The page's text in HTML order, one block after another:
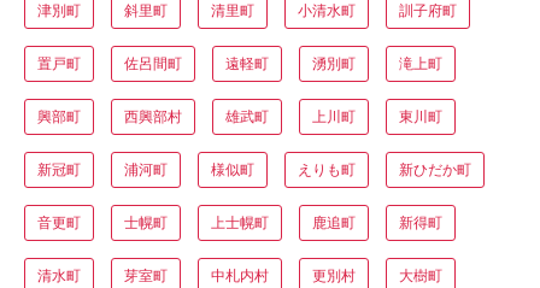
津別町 斜里町 清里町 小清水町 訓子府町
置戸町 佐呂間町 遠軽町 湧別町 滝上町
興部町 西興部村 雄武町 上川町 東川町
新冠町 浦河町 様似町 えりも町 新ひだか町
音更町 士幌町 上士幌町 鹿追町 新得町
清水町 芽室町 中札内村 更別村 大樹町